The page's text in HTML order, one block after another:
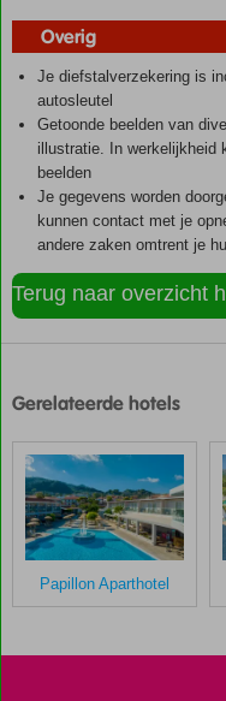
Overig
Je diefstalverzekering is
autosleutel
Getoonde beelden van
illustratie. In werkelijkheid
beelden
Je gegevens worden
kunnen contact met je
andere zaken omtrent je
Terug naar overzicht
door
klanten
gegeven
na
hun
verblijf
Gerelateerde hotels
Papillon Aparthotel